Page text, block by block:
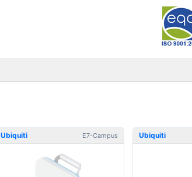
Ubiquiti E7-Campus Ubiquiti